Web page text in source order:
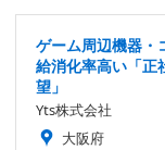
ゲーム周辺機器・
給消化率高い「
望」
Yts株式会社
大阪府